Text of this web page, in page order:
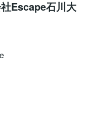
Escape石川大